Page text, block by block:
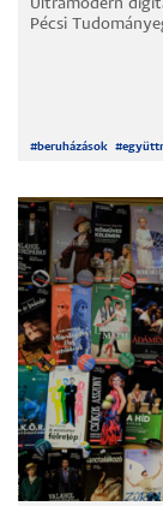
Ultramodern
Pécsi
#beruházások #